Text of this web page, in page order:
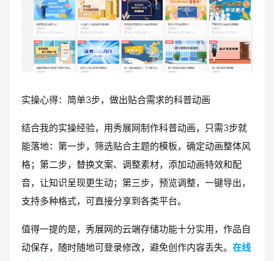
实操心得：简单3步，做出贴合需求的科普动画
结合我的实操经验，用秀展网制作科普动画，只需3步就
能落地：第一步，筛选贴合主题的模板，确定动画整体风
格；第二步，替换文案、调整素材，添加动画特效和配
音，让知识呈现更生动；第三步，预览调整，一键导出，
支持多种格式，可直接分享到各类平台。
值得一提的是，秀展网的云端存储功能十分实用，作品自
动保存，随时随地可登录修改，避免创作内容丢失。 在线